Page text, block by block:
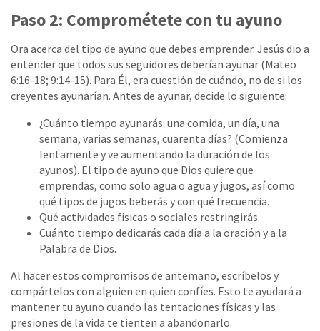
Paso 2: Comprométete con tu ayuno
Ora acerca del tipo de ayuno que debes emprender. Jesús dio a
entender que todos sus seguidores deberían ayunar (Mateo
6:16-18; 9:14-15). Para Él, era cuestión de cuándo, no de si los
creyentes ayunarían. Antes de ayunar, decide lo siguiente:
¿Cuánto tiempo ayunarás: una comida, un día, una
semana, varias semanas, cuarenta días? (Comienza
lentamente y ve aumentando la duración de los
ayunos). El tipo de ayuno que Dios quiere que
emprendas, como solo agua o agua y jugos, así como
qué tipos de jugos beberás y con qué frecuencia.
Qué actividades físicas o sociales restringirás.
Cuánto tiempo dedicarás cada día a la oración y a la
Palabra de Dios.
Al hacer estos compromisos de antemano, escríbelos y
compártelos con alguien en quien confíes. Esto te ayudará a
mantener tu ayuno cuando las tentaciones físicas y las
presiones de la vida te tienten a abandonarlo.